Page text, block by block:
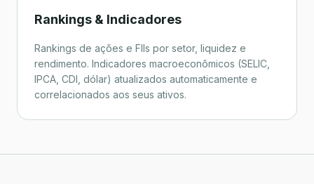
Rankings & Indicadores
Rankings de ações e FIIs por setor, liquidez e
rendimento. Indicadores macroeconômicos (SELIC,
IPCA, CDI, dólar) atualizados automaticamente e
correlacionados aos seus ativos.